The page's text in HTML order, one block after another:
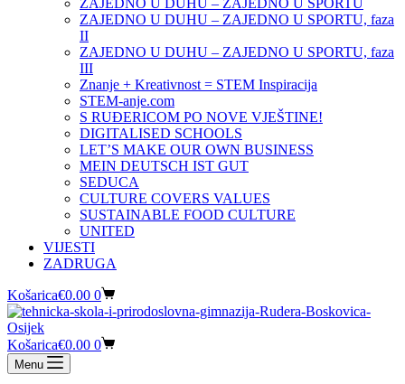
ZAJEDNO U DUHU – ZAJEDNO U SPORTU
ZAJEDNO U DUHU – ZAJEDNO U SPORTU, faza
II
ZAJEDNO U DUHU – ZAJEDNO U SPORTU, faza
III
Znanje + Kreativnost = STEM Inspiracija
STEM-anje.com
S RUĐERICOM PO NOVE VJEŠTINE!
DIGITALISED SCHOOLS
LET’S MAKE OUR OWN BUSINESS
MEIN DEUTSCH IST GUT
SEDUCA
CULTURE COVERS VALUES
SUSTAINABLE FOOD CULTURE
UNITED
VIJESTI
ZADRUGA
Košarica€0.00 0
Košarica€0.00 0
Menu